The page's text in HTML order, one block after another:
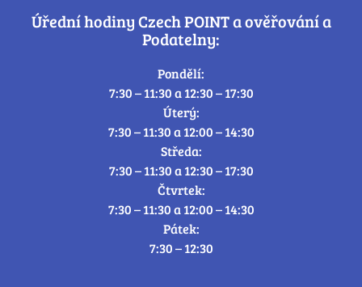
Úřední hodiny Czech POINT a ověřování a
Podatelny:
Pondělí:
7:30 – 11:30 a 12:30 – 17:30
Úterý:
7:30 – 11:30 a 12:00 – 14:30
Středa:
7:30 – 11:30 a 12:30 – 17:30
Čtvrtek:
7:30 – 11:30 a 12:00 – 14:30
Pátek:
7:30 – 12:30